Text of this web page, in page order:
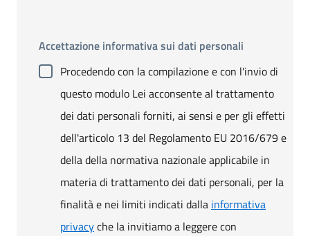
Accettazione informativa sui dati personali
Procedendo con la compilazione e con l'invio di
questo modulo Lei acconsente al trattamento
dei dati personali forniti, ai sensi e per gli effetti
dell'articolo 13 del Regolamento EU 2016/679 e
della della normativa nazionale applicabile in
materia di trattamento dei dati personali, per la
finalità e nei limiti indicati dalla informativa
privacyche la invitiamo a leggere con